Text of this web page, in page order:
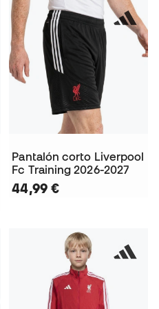
Pantalón corto Liverpool
Fc Training 2026-2027
44,99 €